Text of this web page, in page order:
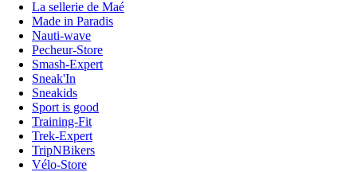
La sellerie de Maé
Made in Paradis
Nauti-wave
Pecheur-Store
Smash-Expert
Sneak'In
Sneakids
Sport is good
Training-Fit
Trek-Expert
TripNBikers
Vélo-Store